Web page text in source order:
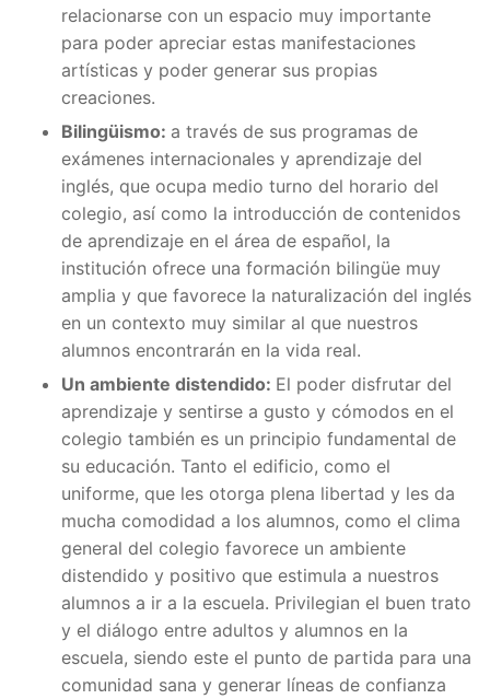
relacionarse con un espacio muy importante
para poder apreciar estas manifestaciones
artísticas y poder generar sus propias
creaciones.
Bilingüismo: a través de sus programas de
exámenes internacionales y aprendizaje del
inglés, que ocupa medio turno del horario del
colegio, así como la introducción de contenidos
de aprendizaje en el área de español, la
institución ofrece una formación bilingüe muy
amplia y que favorece la naturalización del inglés
en un contexto muy similar al que nuestros
alumnos encontrarán en la vida real.
Un ambiente distendido: El poder disfrutar del
aprendizaje y sentirse a gusto y cómodos en el
colegio también es un principio fundamental de
su educación. Tanto el edificio, como el
uniforme, que les otorga plena libertad y les da
mucha comodidad a los alumnos, como el clima
general del colegio favorece un ambiente
distendido y positivo que estimula a nuestros
alumnos a ir a la escuela. Privilegian el buen trato
y el diálogo entre adultos y alumnos en la
escuela, siendo este el punto de partida para una
comunidad sana y generar líneas de confianza